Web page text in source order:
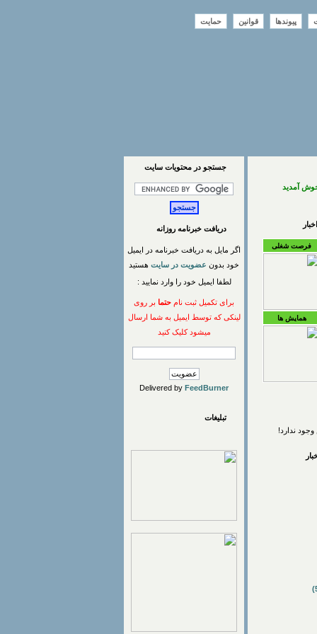
پیوندها قوانین حمایت
آمدید
فرصت شغلی
همایش ها
ندارد!
جستجو در محتويات سايت
دریافت خبرنامه روزانه
اگر مایل به دریافت خبرنامه در ایمیل
خود بدون عضویت در سایت هستید
لطفا ایمیل خود را وارد نمایید :
برای تکمیل ثبت نام حتما بر روی
لینکی که توسط ایمیل به شما ارسال
میشود کلیک کنید
Delivered by FeedBurner
تبلیغات